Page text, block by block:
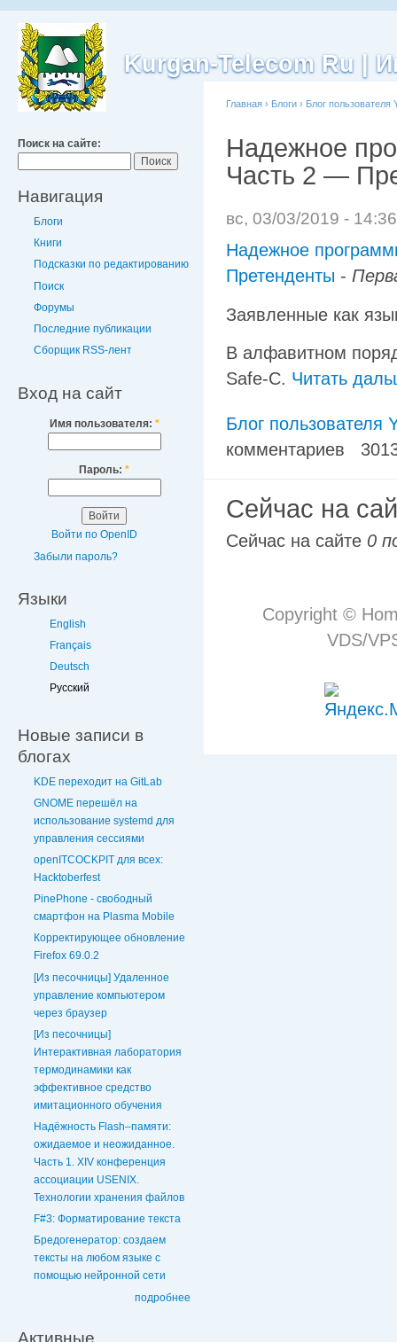
Kurgan-Telecom Ru |
Поиск на сайте:
Навигация
Блоги
Книги
Подсказки по редактированию
Поиск
Форумы
Последние публикации
Сборщик RSS-лент
Вход на сайт
Имя пользователя: *
Пароль: *
Войти по OpenID
Забыли пароль?
Языки
English
Français
Deutsch
Русский
Новые записи в
блогах
KDE переходит на GitLab
GNOME перешёл на
использование systemd для
управления сессиями
openITCOCKPIT для всех:
Hacktoberfest
PinePhone - свободный
смартфон на Plasma Mobile
Корректирующее обновление
Firefox 69.0.2
[Из песочницы] Удаленное
управление компьютером
через браузер
[Из песочницы]
Интерактивная лаборатория
термодинамики как
эффективное средство
имитационного обучения
Надёжность Flash–памяти:
ожидаемое и неожиданное.
Часть 1. XIV конференция
ассоциации USENIX.
Технологии хранения файлов
F#3: Форматирование текста
Бредогенератор: создаем
тексты на любом языке с
помощью нейронной сети
подробнее
Активные
Главная › Блоги › Блог пользователя
Надежное
Часть 2 —
вс, 03/03/2019 -
Надежное
Претенденты -
Заявленные как
В алфавитном
Safe-C. Читать
Блог пользователя
комментариев
Сейчас на
Сейчас на сайте 0
Copyright ©
VDS/